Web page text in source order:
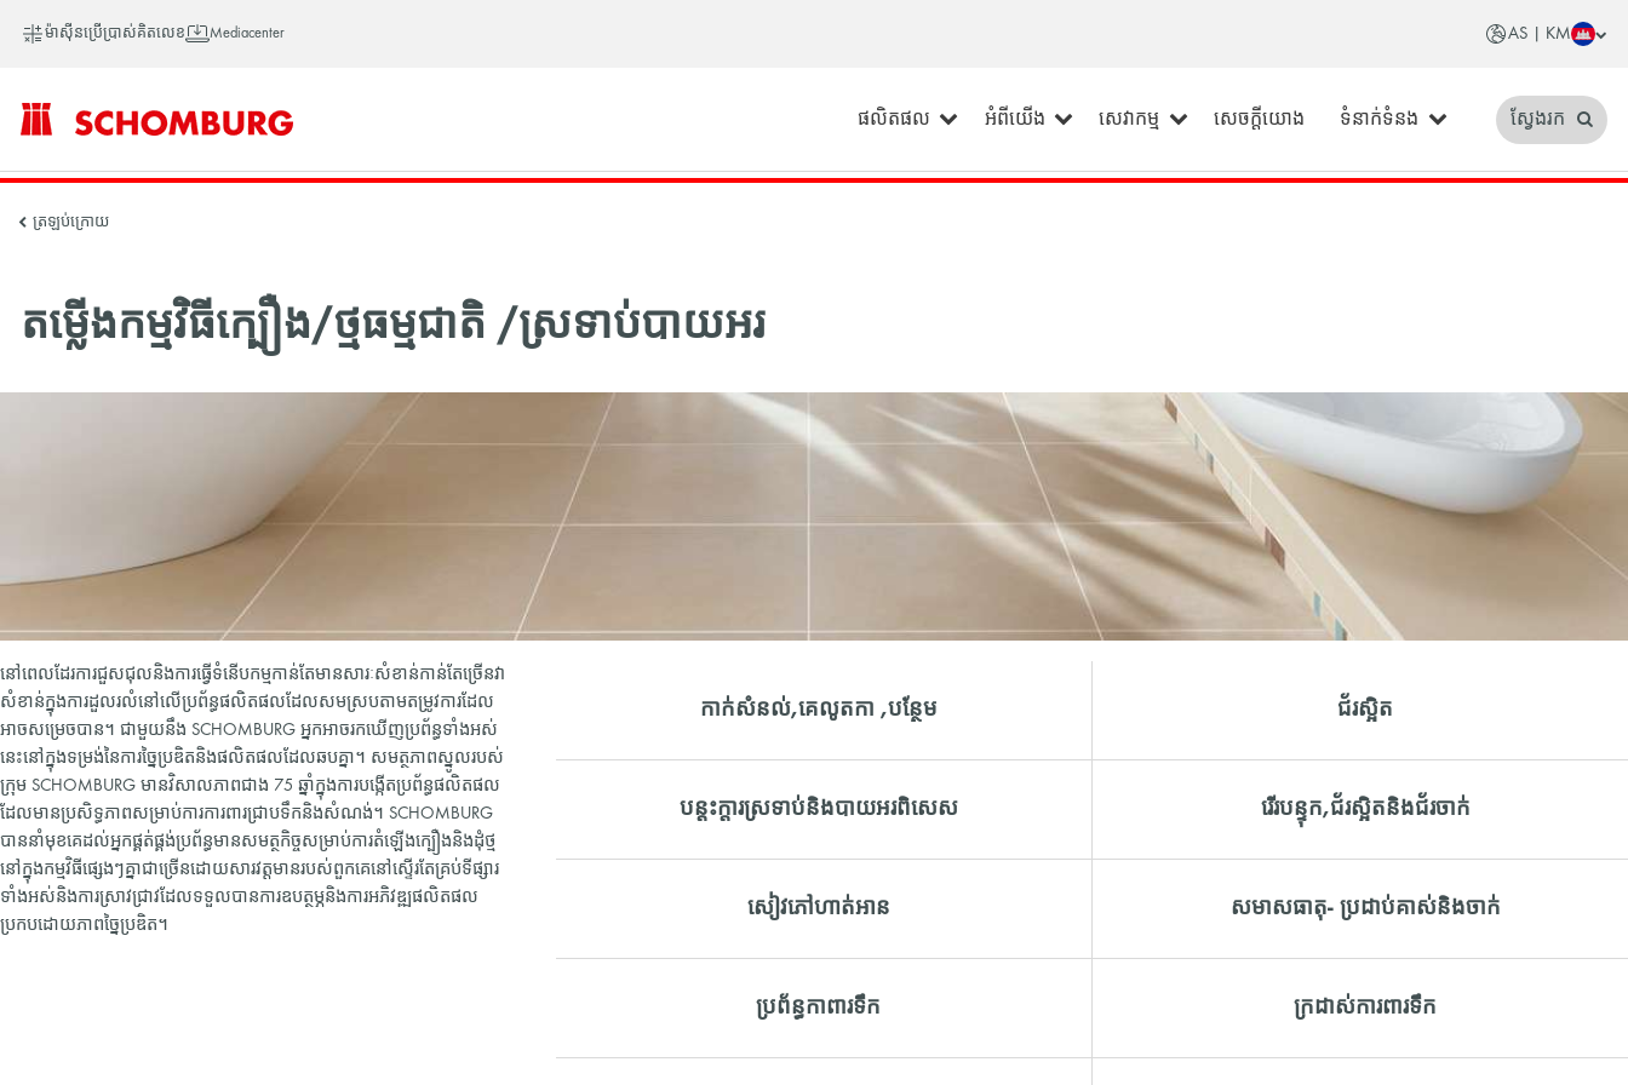
ម៉ាស៊ីនប្រើប្រាស់គិតលេខ Mediacenter AS | KM
SCHOMBURG
ផលិតផល អំពីយើង សេវាកម្ម សេចក្តីយោង ទំនាក់ទំនង ស្វែងរក
ត្រឡប់ក្រោយ
តម្លើងកម្មវិធីក្បឿង/ថ្មធម្មជាតិ /ស្រទាប់បាយអរ
នៅពេលដែរការជួសជុលនិងការធ្វើទំនើបកម្មកាន់តែមានសារៈសំខាន់កាន់តែច្រើនវា
សំខាន់ក្នុងការដួលរលំនៅលើប្រព័ន្ធផលិតផលដែលសមស្របតាមតម្រូវការដែល
អាចសម្រេចបាន។ ជាមួយនឹង SCHOMBURG អ្នកអាចរកឃើញប្រព័ន្ធទាំងអស់
នេះនៅក្នុងទម្រង់នៃការច្នៃប្រឌិតនិងផលិតផលដែលឆបគ្នា។ សមត្ថភាពស្នូលរបស់
ក្រុម SCHOMBURG មានវិសាលភាពជាង 75 ឆ្នាំក្នុងការបង្កើតប្រព័ន្ធផលិតផល
ដែលមានប្រសិទ្ធភាពសម្រាប់ការការពារជ្រាបទឹកនិងសំណង់។ SCHOMBURG
បាននាំមុខគេដល់អ្នកផ្គត់ផ្គង់ប្រព័ន្ធមានសមត្ថកិច្ចសម្រាប់ការតំឡើងក្បឿងនិងដុំថ្ម
នៅក្នុងកម្មវិធីផ្សេងៗគ្នាជាច្រើនដោយសារវត្តមានរបស់ពួកគេនៅស្ទើរតែគ្រប់ទីផ្សារ
ទាំងអស់និងការស្រាវជ្រាវដែលទទួលបានការឧបត្ថម្ភនិងការអភិវឌ្ឍផលិតផល
ប្រកបដោយភាពច្នៃប្រឌិត។
កាក់សំនល់,គេលូតកា ,បន្ថែម ជ័រស្អិត
បន្តះក្ដារស្រទាប់និងបាយអរពិសេស រើរបន្ទុក,ជ័រស្អិតនិងជ័រចាក់
សៀវភៅហាត់អាន សមាសធាតុ​​- ប្រដាប់គាស់និងចាក់
ប្រព័ន្ធកាពារទឹក ក្រដាស់ការពារទឹក